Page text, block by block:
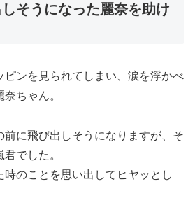
そうになった麗奈を助け
ピンを見られてしまい、涙を浮かべ
ちゃん。
前に飛び出しそうになりますが、そ
でした。
時のことを思い出してヒヤッとし